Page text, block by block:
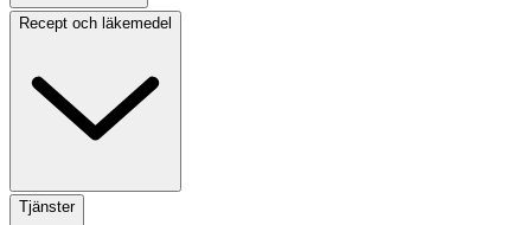
Recept och läkemedel
Tjänster